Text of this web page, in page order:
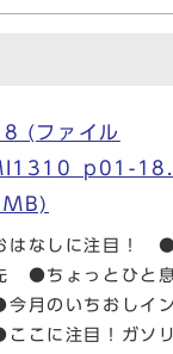
(ファイル
なしに注目！
●ちょっとひと
月のいちおしイ
こに注目！ガソ